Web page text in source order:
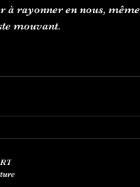
à rayonner en nous, même
mouvant.